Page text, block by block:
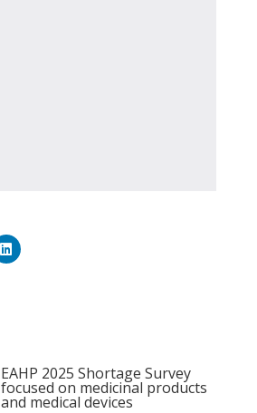
EAHP 2025 Shortage Survey
focused on medicinal products
and medical devices